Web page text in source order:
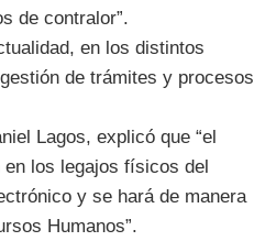
de contralor”.
en los distintos
de trámites y procesos
Lagos, explicó que “el
en los legajos físicos del
y se hará de manera
Humanos”.